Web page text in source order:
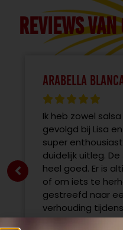
Reviews
Arabella
Ik heb zowel
gevolgd bij Lisa
super
duidelijk uitleg.
heel goed. Er is
of om iets te
gestreefd naar
verhouding
aanrader!!!